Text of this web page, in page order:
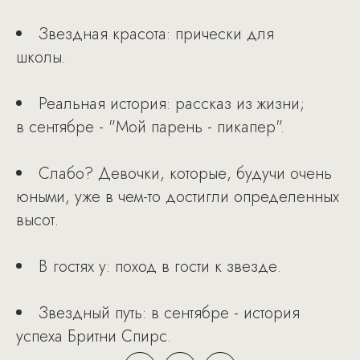
Звездная красота: прически для
школы.
Реальная история: рассказ из жизни;
в сентябре - "Мой парень - пикапер".
Слабо? Девочки, которые, будучи очень
юными, уже в чем-то достигли определенных
высот.
В гостях у: поход в гости к звезде.
Звездный путь: в сентябре - история
успеха Бритни Спирс.